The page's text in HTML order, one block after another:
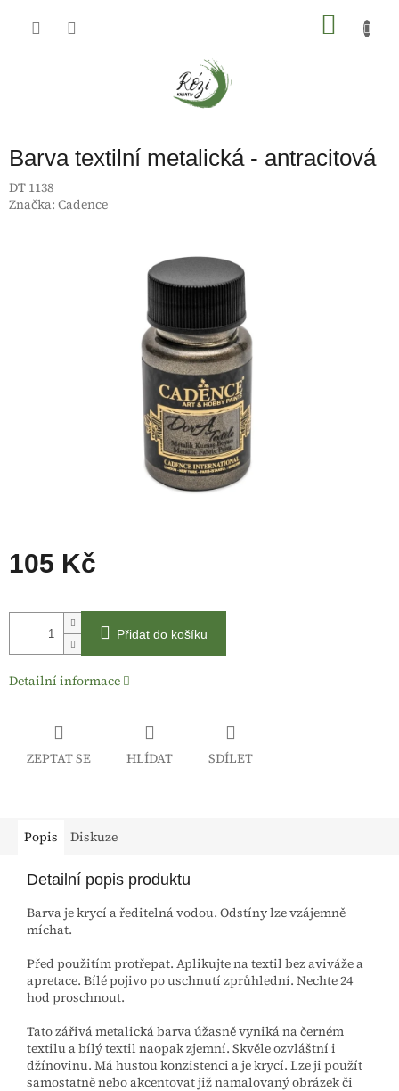
Barva textilní metalická - antracitová
DT 1138
Značka: Cadence
105 Kč
cena:
Přidat do košíku
Detailní informace
ZEPTAT SE HLÍDAT SDÍLET
Popis Diskuze
Detailní popis produktu
Barva je krycí a ředitelná vodou. Odstíny lze vzájemně
míchat.
Před použitím protřepat. Aplikujte na textil bez aviváže a
apretace. Bílé pojivo po uschnutí zprůhlední. Nechte 24
hod proschnout.
Tato zářivá metalická barva úžasně vyniká na černém
textilu a bílý textil naopak zjemní. Skvěle ozvláštní i
džínovinu. Má hustou konzistenci a je krycí. Lze ji použít
samostatně nebo akcentovat již namalovaný obrázek či